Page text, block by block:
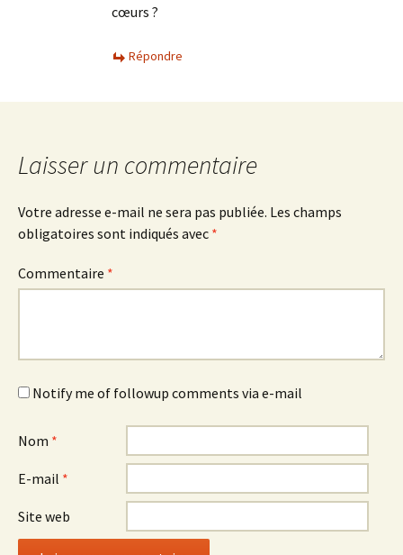
cœurs ?
Répondre
Laisser un commentaire
Votre adresse e-mail ne sera pas publiée. Les champs
obligatoires sont indiqués avec *
Commentaire *
Notify me of followup comments via e-mail
Nom *
E-mail *
Site web